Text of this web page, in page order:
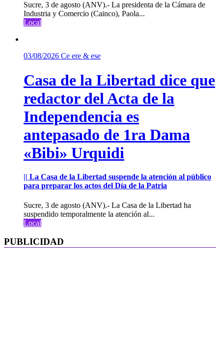
Sucre, 3 de agosto (ANV).- La presidenta de la Cámara de
Industria y Comercio (Cainco), Paola...
Local
03/08/2026 Ce ere & ese
Casa de la Libertad dice que
redactor del Acta de la
Independencia es
antepasado de 1ra Dama
«Bibi» Urquidi
|| La Casa de la Libertad suspende la atención al público
para preparar los actos del Día de la Patria
Sucre, 3 de agosto (ANV).- La Casa de la Libertad ha
suspendido temporalmente la atención al...
Local
PUBLICIDAD